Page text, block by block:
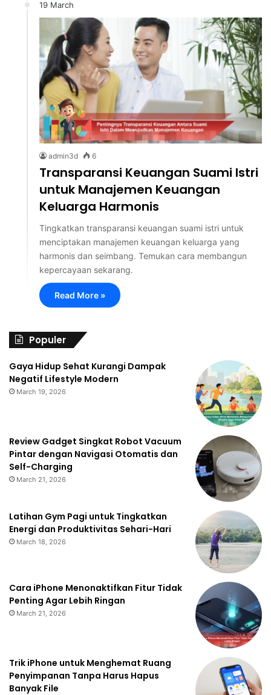
19 March
admin3d 6
Transparansi Keuangan Suami Istri
untuk Manajemen Keuangan
Keluarga Harmonis
Tingkatkan transparansi keuangan suami istri untuk
menciptakan manajemen keuangan keluarga yang
harmonis dan seimbang. Temukan cara membangun
kepercayaan sekarang.
Read More »
Populer
Gaya Hidup Sehat Kurangi Dampak
Negatif Lifestyle Modern
March 19, 2026
Review Gadget Singkat Robot Vacuum
Pintar dengan Navigasi Otomatis dan
Self-Charging
March 21, 2026
Latihan Gym Pagi untuk Tingkatkan
Energi dan Produktivitas Sehari-Hari
March 18, 2026
Cara iPhone Menonaktifkan Fitur Tidak
Penting Agar Lebih Ringan
March 21, 2026
Trik iPhone untuk Menghemat Ruang
Penyimpanan Tanpa Harus Hapus
Banyak File